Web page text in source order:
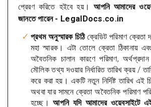
প্রেরণ করিতে হইবে হয়।আপনি আমাদের
জানতে পারেন - LegalDocs.co.in
প্রথম অনুস্মারক চিঠিক্রেডিট পরিমাণ ক্রেতা
মহা স্মারক। এটা তোলে ক্রেতা ঠিকানায়
অবৈতনিক চালান কারণে পরিমাণ,
মৌলিক তথ্য দওয়ার নির্ধারিত তারিখ ক্রয় /
করে করা হয়। একটি নতুন নির্দিষ্ট তারিখ এই
অথবা যার সামনে ক্রেতা অবৈতনিক পরিমাণ
হচ্ছে।আপনি যদি আমাদের ওয়েবসাইটে